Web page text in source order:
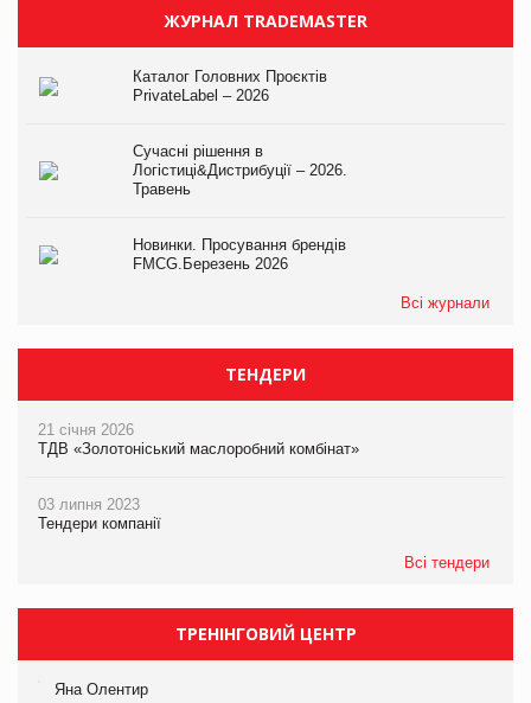
ЖУРНАЛ TRADEMASTER
Каталог Головних Проєктів
PrivateLabel – 2026
Сучасні рішення в
Логістиці&Дистрибуції – 2026.
Травень
Новинки. Просування брендів
FMCG.Березень 2026
Всі журнали
ТЕНДЕРИ
21 січня 2026
ТДВ «Золотоніський маслоробний комбінат»
03 липня 2023
Тендери компанії
Всі тендери
ТРЕНІНГОВИЙ ЦЕНТР
Яна Олентир